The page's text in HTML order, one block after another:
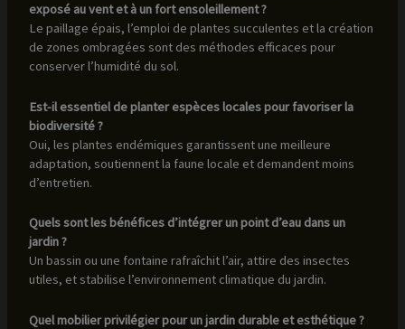
exposé au vent et à un fort ensoleillement ?
Le paillage épais, l’emploi de plantes succulentes et la création
de zones ombragées sont des méthodes efficaces pour
conserver l’humidité du sol.
Est-il essentiel de planter espèces locales pour favoriser la
biodiversité ?
Oui, les plantes endémiques garantissent une meilleure
adaptation, soutiennent la faune locale et demandent moins
d’entretien.
Quels sont les bénéfices d’intégrer un point d’eau dans un
jardin ?
Un bassin ou une fontaine rafraîchit l’air, attire des insectes
utiles, et stabilise l’environnement climatique du jardin.
Quel mobilier privilégier pour un jardin durable et esthétique ?